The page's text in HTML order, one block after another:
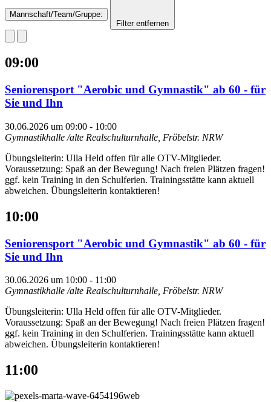
Mannschaft/Team/Gruppe:
Filter entfernen
09:00
Seniorensport "Aerobic und Gymnastik" ab 60 - für
Sie und Ihn
30.06.2026 um 09:00 - 10:00
Gymnastikhalle /alte Realschulturnhalle, Fröbelstr. NRW
Übungsleiterin: Ulla Held offen für alle OTV-Mitglieder.
Voraussetzung: Spaß an der Bewegung! Nach freien Plätzen fragen!
ggf. kein Training in den Schulferien. Trainingsstätte kann aktuell
abweichen. Übungsleiterin kontaktieren!
10:00
Seniorensport "Aerobic und Gymnastik" ab 60 - für
Sie und Ihn
30.06.2026 um 10:00 - 11:00
Gymnastikhalle /alte Realschulturnhalle, Fröbelstr. NRW
Übungsleiterin: Ulla Held offen für alle OTV-Mitglieder.
Voraussetzung: Spaß an der Bewegung! Nach freien Plätzen fragen!
ggf. kein Training in den Schulferien. Trainingsstätte kann aktuell
abweichen. Übungsleiterin kontaktieren!
11:00